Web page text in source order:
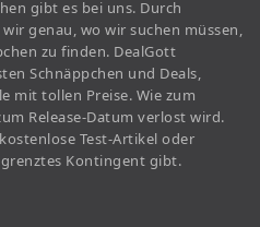
gibt es bei uns. Durch
genau, wo wir suchen müssen,
zu finden. DealGott
Schnäppchen und Deals,
mit tollen Preise. Wie zum
Release-Datum verlost wird.
Test-Artikel oder
Kontingent gibt.